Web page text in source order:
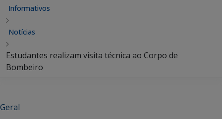
Informativos
Notícias
Estudantes realizam visita técnica ao Corpo de
Bombeiro
Geral